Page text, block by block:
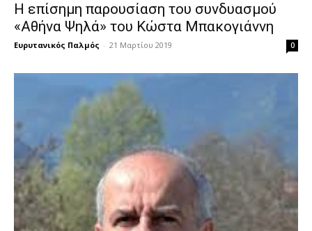
Η επίσημη παρουσίαση του συνδυασμού
«Αθήνα Ψηλά» του Κώστα Μπακογιάννη
Ευρυτανικός Παλμός - 21 Μαρτίου 2019 0